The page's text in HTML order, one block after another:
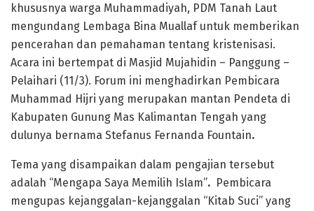
khususnya warga Muhammadiyah, PDM Tanah Laut
mengundang Lembaga Bina Muallaf untuk memberikan
pencerahan dan pemahaman tentang kristenisasi.
Acara ini bertempat di Masjid Mujahidin – Panggung –
Pelaihari (11/3). Forum ini menghadirkan Pembicara
Muhammad Hijri yang merupakan mantan Pendeta di
Kabupaten Gunung Mas Kalimantan Tengah yang
dulunya bernama Stefanus Fernanda Fountain.
Tema yang disampaikan dalam pengajian tersebut
adalah “Mengapa Saya Memilih Islam”. Pembicara
mengupas kejanggalan-kejanggalan “Kitab Suci” yang